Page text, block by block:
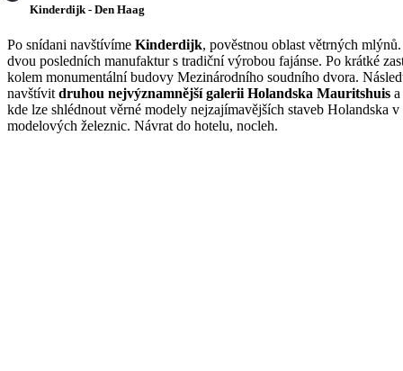
Kinderdijk - Den Haag
Po snídani navštívíme Kinderdijk, pověstnou oblast větrných
dvou posledních manufaktur s tradiční výrobou fajánse. Po krátké
kolem monumentální budovy Mezinárodního soudního dvora.
navštívit druhou nejvýznamnější galerii Holandska Mauritshuis
kde lze shlédnout věrné modely nejzajímavějších staveb Holandska
modelových železnic. Návrat do hotelu, nocleh.